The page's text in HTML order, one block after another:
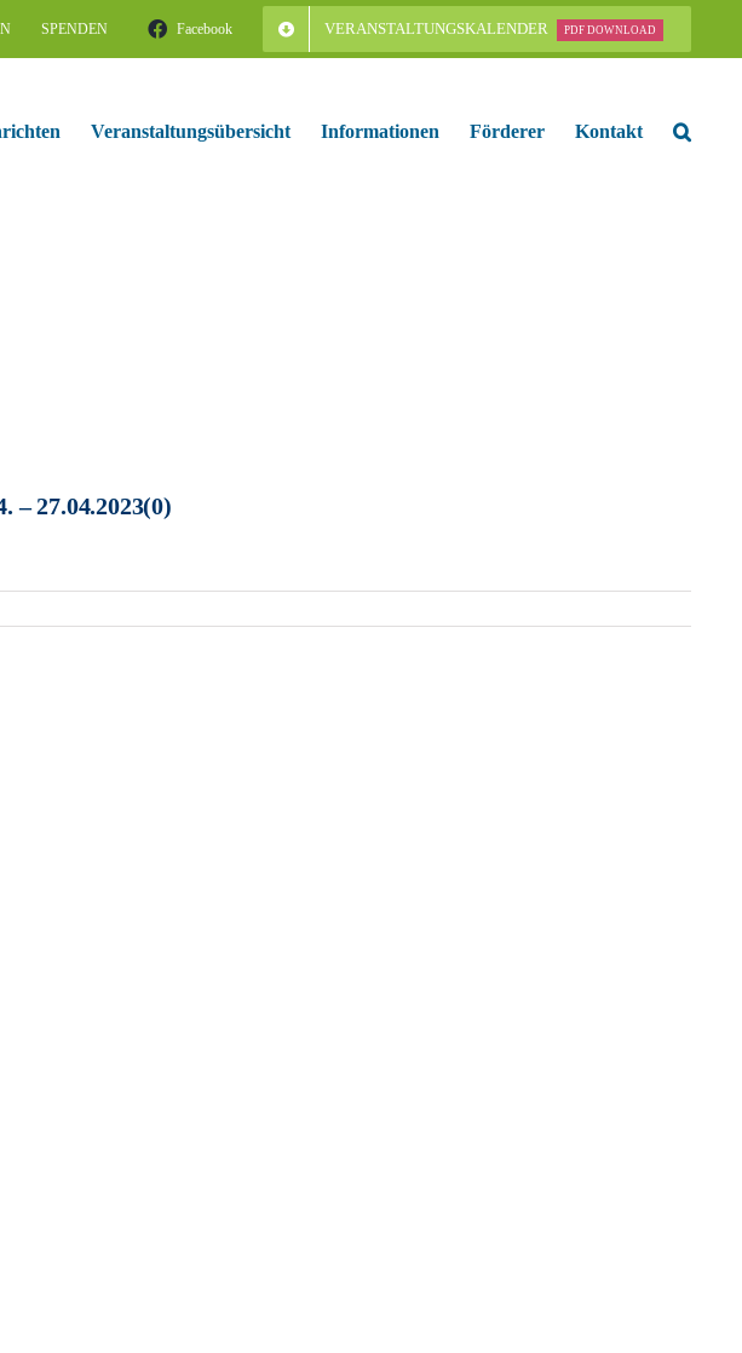
SPENDEN Facebook VERANSTALTUNGSKALENDER PDF DOWNLOAD
Veranstaltungsübersicht Informationen Förderer Kontakt
– 27.04.2023(0)